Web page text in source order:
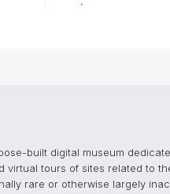
built digital museum
virtual tours of sites related to
rare or otherwise largely